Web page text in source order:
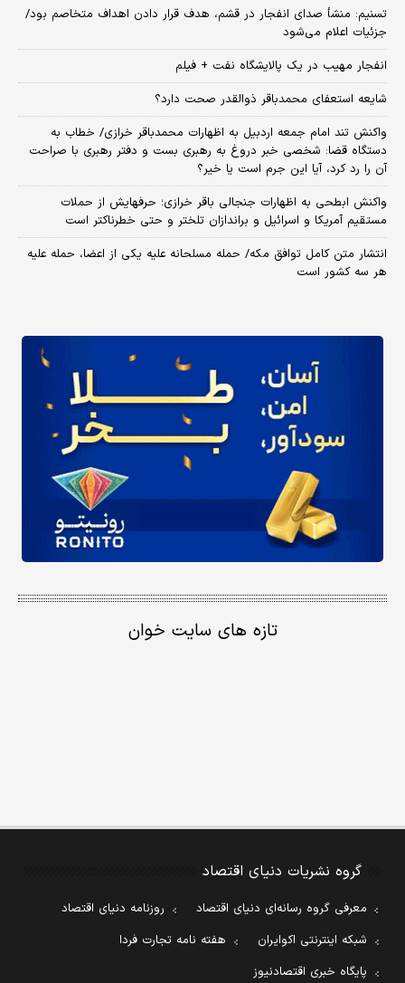
تسنیم: منشأ صدای انفجار در قشم، هدف قرار دادن اهداف متخاصم بود/
جزئیات اعلام می‌شود
انفجار مهیب در یک پالایشگاه نفت + فیلم
شایعه استعفای محمدباقر ذوالقدر صحت دارد؟
واکنش تند امام جمعه اردبیل به اظهارات محمدباقر خرازی/ خطاب به
دستگاه قضا: شخصی خبر دروغ به رهبری بست و دفتر رهبری با صراحت
آن را رد کرد، آیا این جرم است یا خیر؟
واکنش ابطحی به اظهارات جنجالی باقر خرازی؛ حرفهایش از حملات
مستقیم آمریکا و اسرائیل و براندازان تلختر و حتی خطرناکتر است
انتشار متن کامل توافق مکه/ حمله مسلحانه علیه یکی از اعضا، حمله علیه
هر سه کشور است
تازه های سایت خوان
گروه نشریات دنیای اقتصاد
معرفی گروه رسانه‌ای دنیای اقتصاد
روزنامه دنیای اقتصاد
شبکه اینترنتی اکوایران
هفته نامه تجارت فردا
پایگاه خبری اقتصادنیوز